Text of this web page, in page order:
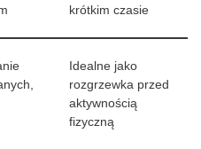
krótkim czasie
Idealne jako
rozgrzewka przed
aktywnością
fizyczną